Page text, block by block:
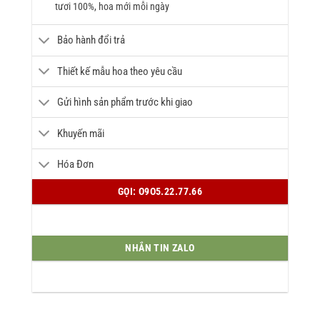
tươi 100%, hoa mới mỗi ngày
Bảo hành đổi trả
Thiết kế mẫu hoa theo yêu cầu
Gửi hình sản phẩm trước khi giao
Khuyến mãi
Hóa Đơn
GỌI: O9O5.22.77.66
NHẮN TIN ZALO